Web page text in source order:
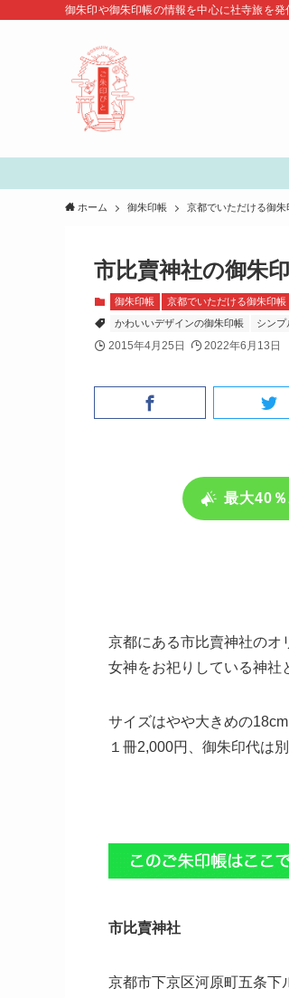
御朱印や御朱印帳の情報を中心に社寺旅を発
ホーム 御朱印帳 京都でいただける御朱
市比賣神社の御朱
御朱印帳 京都でいただける御朱印帳
かわいいデザインの御朱印帳 シンプ
2015年4月25日 2022年6月13日
最大40
京都にある市比賣神社のオ
女神をお祀りしている神社
サイズはやや大きめの
１冊2,000円、御朱印代は
市比賣神社
京都市下京区河原町五条下